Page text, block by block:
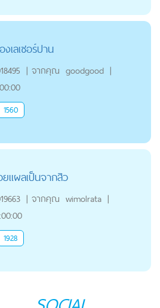
เลเซอร์ปาน
| จากคุณ goodgood |
1560
แผลเป็นจากสิว
| จากคุณ wimolrata |
1928